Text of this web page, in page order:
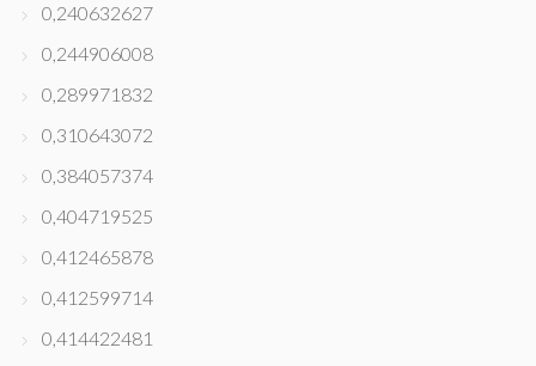
0,240632627
0,244906008
0,289971832
0,310643072
0,384057374
0,404719525
0,412465878
0,412599714
0,414422481